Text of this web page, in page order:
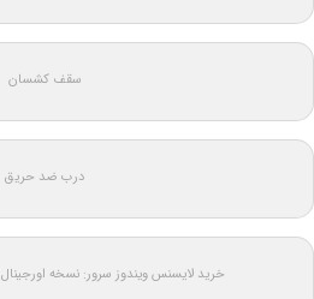
سقف کشسان
درب ضد حریق
خرید لایسنس ویندوز سرور: نسخه اورجینال Windows Server 2025